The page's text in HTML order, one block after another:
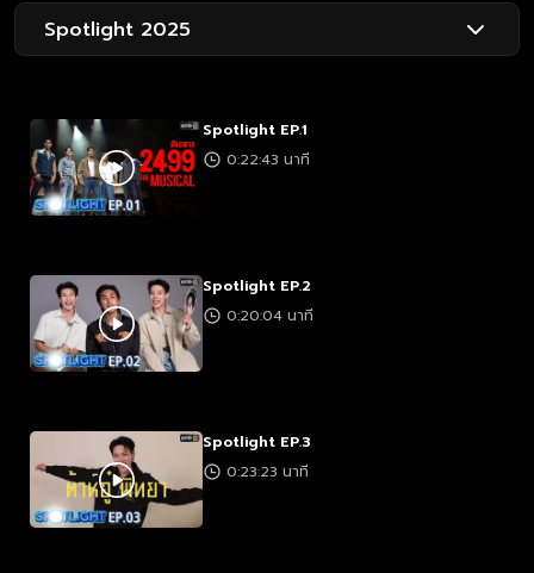
Spotlight 2025
Spotlight EP.1
0:22:43 นาที
Spotlight EP.2
0:20:04 นาที
Spotlight EP.3
0:23:23 นาที